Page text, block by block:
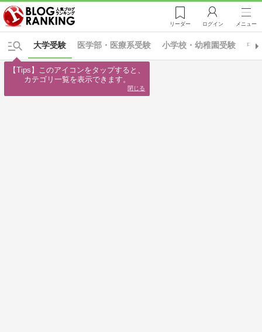
リーダー ログイン メニュー
医学部・医療系受験 小学校・幼稚園受験 中
大学受験
【Tips】このアイコンをタップすると、
カテゴリ一覧を表示できます。
閉じる